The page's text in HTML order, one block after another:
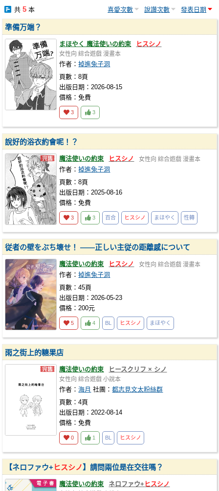
共 5本 喜愛次數 說讚次數 發表日期
準備万端？
まほやく 魔法使いの約束 ヒスシノ
女性向 綜合遊戲 漫畫本
作者：掉進兔子洞
頁數：8頁
出版日期：2026-08-15
價格：免費
3 3
說好的浴衣約會呢！？
魔法使いの約束 ヒスシノ 女性向 綜合遊戲 漫畫本
作者：掉進兔子洞
頁數：8頁
出版日期：2025-08-16
價格：免費
3 3 百合 ヒスシノ まほやく 性轉
従者の壁をぶち壊せ！ ——正しい主従の距離感について
魔法使いの約束 ヒスシノ 女性向 綜合遊戲 漫畫本
作者：掉進兔子洞
頁數：45頁
出版日期：2026-05-23
價格：200元
5 4 BL ヒスシノ まほやく
雨之街上的糖果店
魔法使いの約束 ヒースクリフ × シノ
女性向 綜合遊戲 小說本
作者：海月 社團：都志見文太粉絲群
頁數：4頁
出版日期：2022-08-14
價格：免費
0 1 BL ヒスシノ
【ネロファウ+ヒスシノ】請問兩位是在交往嗎？
魔法使いの約束 ネロファウ+ ヒスシノ